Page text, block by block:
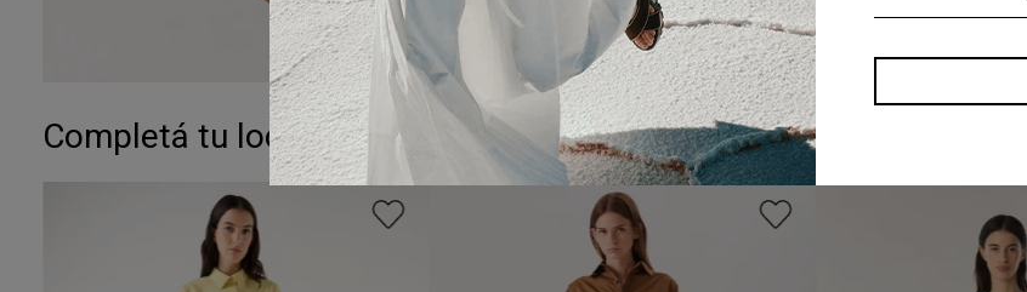
Completá tu look: